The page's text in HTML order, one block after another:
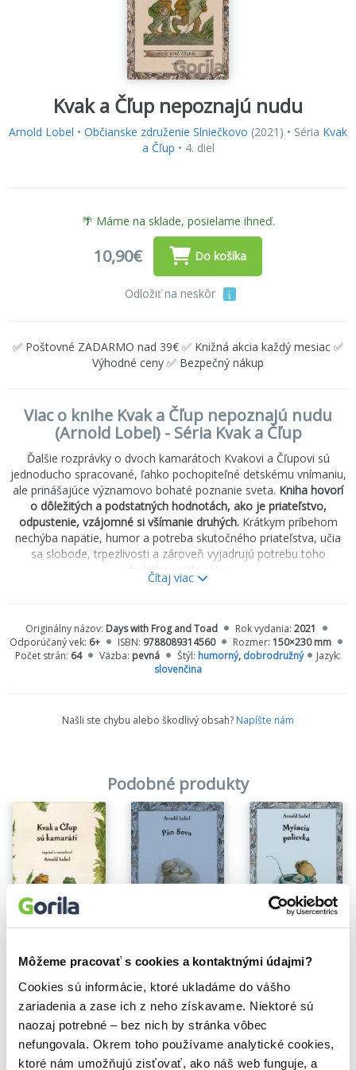
Môžeme pracovať s cookies a kontaktnými údajmi?
Cookies sú informácie, ktoré ukladáme do vášho
zariadenia a zase ich z neho získavame. Niektoré sú
naozaj potrebné – bez nich by stránka vôbec
nefungovala. Okrem toho používame analytické cookies,
ktoré nám umožňujú zisťovať, ako náš web funguje, a
Kvak a Čľup nepoznajú nudu
Arnold Lobel • Občianske združenie Slniečkovo (2021) • Séria Kvak
a Čľup • 4. diel
🌴 Máme na sklade, posielame ihneď.
10,90€ Do košíka
Odložiť na neskôr
✅ Poštovné ZADARMO nad 39€ ✅ Knižná akcia každý mesiac ✅
Výhodné ceny ✅ Bezpečný nákup
Viac o knihe Kvak a Čľup nepoznajú nudu
(Arnold Lobel) - Séria Kvak a Čľup
Ďalšie rozprávky o dvoch kamarátoch Kvakovi a Čľupovi sú
jednoducho spracované, ľahko pochopiteľné detskému vnímaniu,
ale prinášajúce významovo bohaté poznanie sveta. Kniha hovorí
o dôležitých a podstatných hodnotách, ako je priateľstvo,
odpustenie, vzájomné si všímanie druhých.Krátkym príbehom
nechýba napätie, humor a potreba skutočného priateľstva, učia
sa slobode, trpezlivosti a zároveň vyjadrujú potrebu toho
druhého vedľa seba.
Čítaj viac
Originálny názov: Days with Frog and Toad Rok vydania: 2021
Odporúčaný vek: 6+ ISBN: 9788089314560 Rozmer: 150×230 mm
Počet strán: 64 Väzba: pevná Štýl: humorný, dobrodružný
Jazyk:
slovenčina
Našli ste chybu alebo škodlivý obsah? Napíšte nám
Podobné produkty
Kvak a Čľup sú kamaráti
13,00€
Pán Sova
12,60€
Myšacia polievka
9,10€